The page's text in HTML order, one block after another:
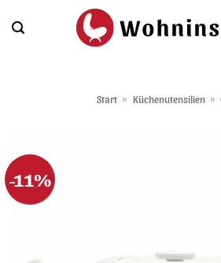
Inhalt
Start » Küchenutensilien »
-11%